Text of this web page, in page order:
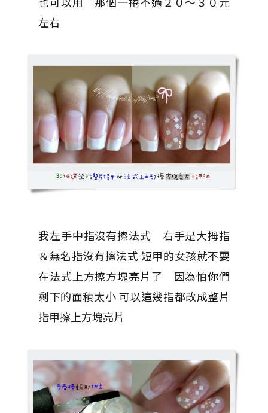
左右
我左手中指沒有擦法式 右手是大拇指
＆無名指沒有擦法式 短甲的女孩就不要
在法式上方擦方塊亮片了 因為怕你們
剩下的面積太小 可以這幾指都改成整片
指甲擦上方塊亮片